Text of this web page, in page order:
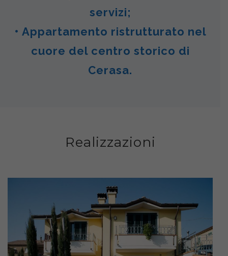
servizi;
• Appartamento ristrutturato nel
cuore del centro storico di
Cerasa.
Realizzazioni